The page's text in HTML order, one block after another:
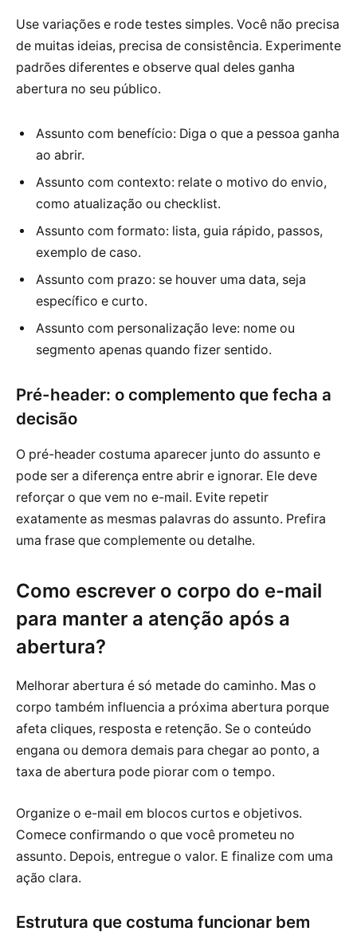
Use variações e rode testes simples. Você não precisa
de muitas ideias, precisa de consistência. Experimente
padrões diferentes e observe qual deles ganha
abertura no seu público.
Assunto com benefício: Diga o que a pessoa ganha
ao abrir.
Assunto com contexto: relate o motivo do envio,
como atualização ou checklist.
Assunto com formato: lista, guia rápido, passos,
exemplo de caso.
Assunto com prazo: se houver uma data, seja
específico e curto.
Assunto com personalização leve: nome ou
segmento apenas quando fizer sentido.
Pré-header: o complemento que fecha a
decisão
O pré-header costuma aparecer junto do assunto e
pode ser a diferença entre abrir e ignorar. Ele deve
reforçar o que vem no e-mail. Evite repetir
exatamente as mesmas palavras do assunto. Prefira
uma frase que complemente ou detalhe.
Como escrever o corpo do e-mail
para manter a atenção após a
abertura?
Melhorar abertura é só metade do caminho. Mas o
corpo também influencia a próxima abertura porque
afeta cliques, resposta e retenção. Se o conteúdo
engana ou demora demais para chegar ao ponto, a
taxa de abertura pode piorar com o tempo.
Organize o e-mail em blocos curtos e objetivos.
Comece confirmando o que você prometeu no
assunto. Depois, entregue o valor. E finalize com uma
ação clara.
Estrutura que costuma funcionar bem